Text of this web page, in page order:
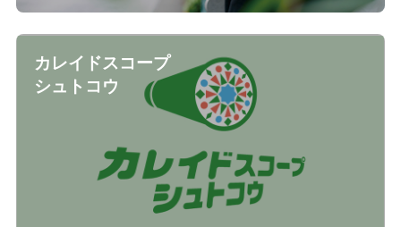
カレイドスコープ
シュトコウ